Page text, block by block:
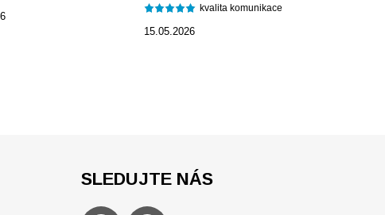
kvalita komunikace
15.05.2026
SLEDUJTE NÁS